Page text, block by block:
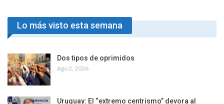
Lo más visto esta semana
Dos tipos de oprimidos
Ago 2, 2026
Uruguay: El “extremo centrismo” devora al